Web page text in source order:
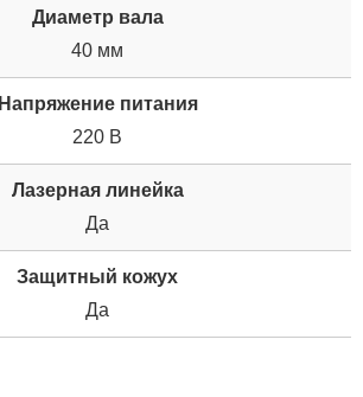
Диаметр вала
40 мм
Напряжение питания
220 В
Лазерная линейка
Да
Защитный кожух
Да